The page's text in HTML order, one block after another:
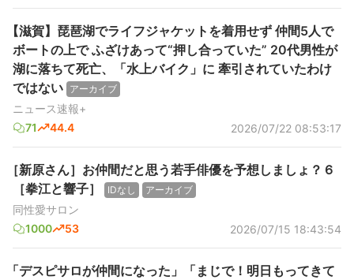
【滋賀】琵琶湖でライフジャケットを着用せず 仲間5人で
ボートの上で ふざけあって“押し合っていた” 20代男性が
湖に落ちて死亡、「水上バイク」に 牽引されていたわけ
ではない アーカイブ
ニュース速報+
71
44.4 2026/07/22 08:53:17
［新原さん］お仲間だと思う若手俳優を予想しましょ？６
［拳江と響子］
IDなし アーカイブ
同性愛サロン
1000
53 2026/07/15 18:43:54
「デスピサロが仲間になった」「まじで！明日もってきて